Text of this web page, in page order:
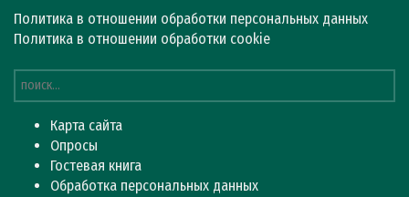
Политика в отношении обработки персональных данных
Политика в отношении обработки cookie
Карта сайта
Опросы
Гостевая книга
Обработка персональных данных